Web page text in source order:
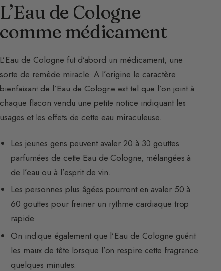
L’Eau de Cologne
comme médicament
L’Eau de Cologne fut d’abord un médicament, une
sorte de remède miracle. A l’origine le caractère
bienfaisant de l’Eau de Cologne est tel que l’on joint à
chaque flacon vendu une petite notice indiquant les
usages et les effets de cette eau miraculeuse.
Les jeunes gens peuvent avaler 20 à 30 gouttes
parfumées de cette Eau de Cologne, mélangées à
de l’eau ou à l’esprit de vin.
Les personnes plus âgées pourront en avaler 50 à
60 gouttes pour freiner un rythme cardiaque trop
rapide.
On indique également que l’Eau de Cologne guérit
les maux de tête lorsque l’on respire cette fragrance
quelques minutes.